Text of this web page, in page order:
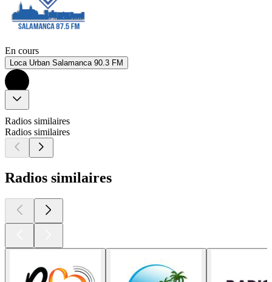
En cours
Loca Urban Salamanca 90.3 FM
Radios similaires
Radios similaires
Radios similaires